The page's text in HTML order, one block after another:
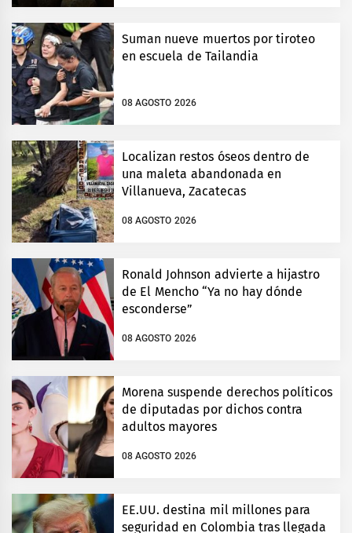
Suman nueve muertos por tiroteo
en escuela de Tailandia
08 AGOSTO 2026
Localizan restos óseos dentro de
una maleta abandonada en
Villanueva, Zacatecas
08 AGOSTO 2026
Ronald Johnson advierte a hijastro
de El Mencho “Ya no hay dónde
esconderse”
08 AGOSTO 2026
Morena suspende derechos políticos
de diputadas por dichos contra
adultos mayores
08 AGOSTO 2026
EE.UU. destina mil millones para
seguridad en Colombia tras llegada